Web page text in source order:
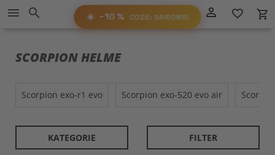
−10%RABATTAUF ALLES!
☀️ −10 % CODE: SAISON10 person_outline favorite_border local_grocery_store
menu search
SCORPION HELME
scorpion exo-r1 evo scorpion exo-520 evo air
KATEGORIE FILTER